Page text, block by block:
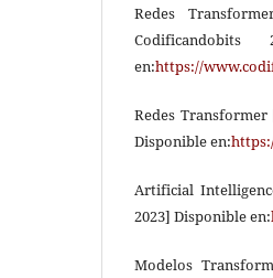
Redes
en:https://
Redes
Disponible en:
Artificial
2023] Disponible en:
Modelos